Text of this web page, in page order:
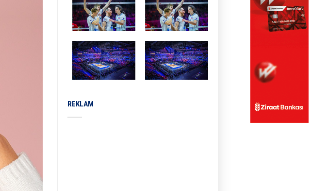
REKLAM